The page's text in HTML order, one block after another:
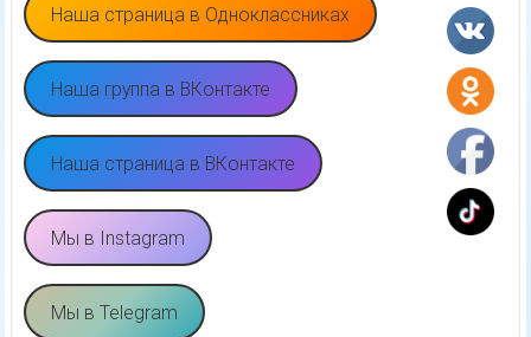
Наша страница в Одноклассниках
Наша группа в ВКонтакте
Наша страница в ВКонтакте
Мы в Instagram
Мы в Telegram